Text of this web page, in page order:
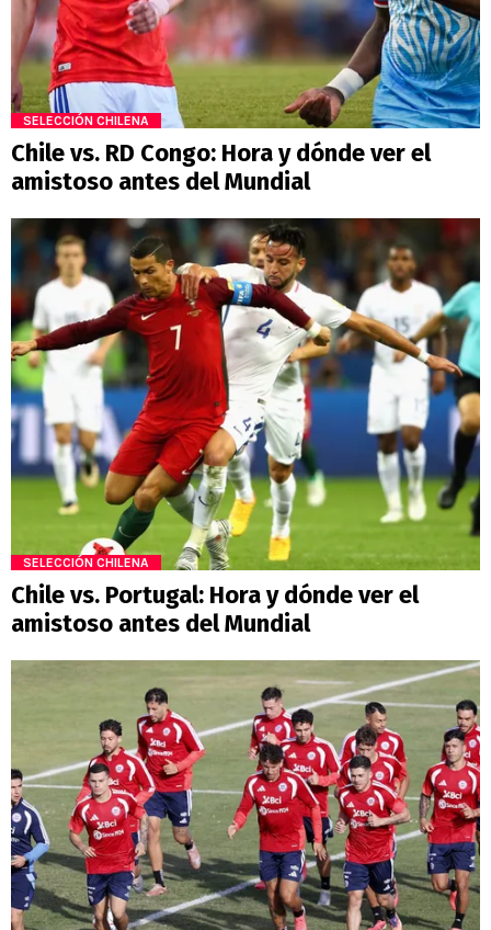
SELECCIÓN CHILENA
Chile vs. RD Congo: Hora y dónde ver el
amistoso antes del Mundial
SELECCIÓN CHILENA
Chile vs. Portugal: Hora y dónde ver el
amistoso antes del Mundial